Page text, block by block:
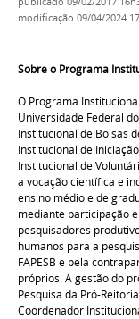
modificação 09/04/2024
Sobre o Programa
O Programa
Universidade Federal
Institucional de Bolsas
Institucional de
Institucional de
a vocação científica e
ensino médio e de
mediante participação
pesquisadores
humanos para a
FAPESB e pela
próprios. A gestão do
Pesquisa da Pró-
Coordenador